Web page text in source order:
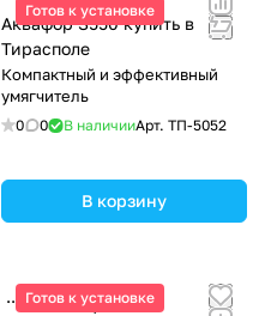
Готов к установке
Аквафор S550 купить в
Тирасполе
Компактный и эффективный
умягчитель
0 0 В наличииАрт. ТП-5052
В корзину
Готов к установке
19 180 ₽/шт